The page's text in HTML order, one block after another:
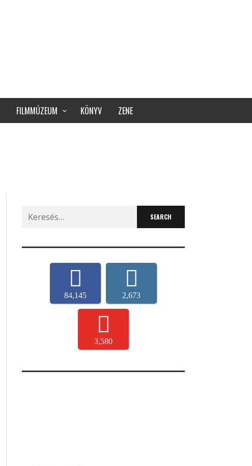
FILMMÚZEUM KÖNYV ZENE
Search
for:
84,145 2,673
3,580